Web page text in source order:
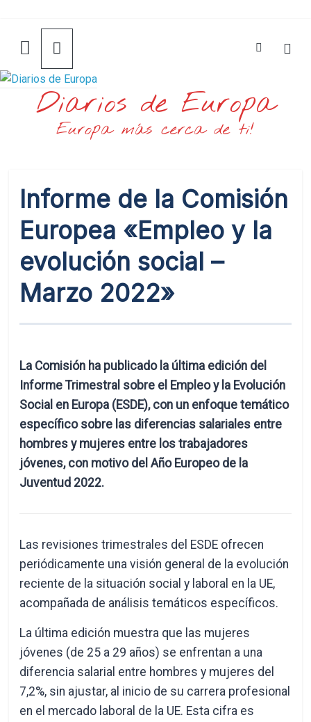
contenido
Diarios de Europa
Europa más cerca de ti!
Informe de la Comisión
Europea «Empleo y la
evolución social –
Marzo 2022»
La Comisión ha publicado la última edición del
Informe Trimestral sobre el Empleo y la Evolución
Social en Europa (ESDE), con un enfoque temático
específico sobre las diferencias salariales entre
hombres y mujeres entre los trabajadores
jóvenes, con motivo del Año Europeo de la
Juventud 2022.
Las revisiones trimestrales del ESDE ofrecen
periódicamente una visión general de la evolución
reciente de la situación social y laboral en la UE,
acompañada de análisis temáticos específicos.
La última edición muestra que las mujeres
jóvenes (de 25 a 29 años) se enfrentan a una
diferencia salarial entre hombres y mujeres del
7,2%, sin ajustar, al inicio de su carrera profesional
en el mercado laboral de la UE. Esta cifra es